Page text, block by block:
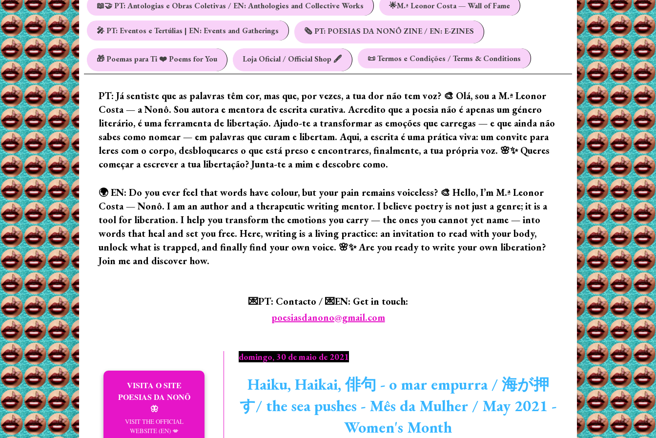
📖🤝 PT: Antologias e Obras Coletivas / EN: Anthologies and Collective Works 🌟M.ª Leonor Costa — Wall of Fame
🎤 PT: Eventos e Tertúlias | EN: Events and Gatherings 🗞️ PT: POESIAS DA NONÔ ZINE / EN: E-ZINES
🎁 Poemas para Ti ❤️ Poems for You Loja Oficial / Official Shop 🖋️ 📜 Termos e Condições / Terms & Conditions
PT: Já sentiste que as palavras têm cor, mas que, por vezes, a tua dor não tem voz? 🎨 Olá, sou a M.ª Leonor
Costa — a Nonô. Sou autora e mentora de escrita curativa. Acredito que a poesia não é apenas um género
literário, é uma ferramenta de libertação. Ajudo-te a transformar as emoções que carregas — e que ainda não
sabes como nomear — em palavras que curam e libertam. Aqui, a escrita é uma prática viva: um convite para
leres com o corpo, desbloqueares o que está preso e encontrares, finalmente, a tua própria voz. 🌸✨ Queres
começar a escrever a tua libertação? Junta-te a mim e descobre como.
🌍 EN: Do you ever feel that words have colour, but your pain remains voiceless? 🎨 Hello, I’m M.ª Leonor
Costa — Nonô. I am an author and a therapeutic writing mentor. I believe poetry is not just a genre; it is a
tool for liberation. I help you transform the emotions you carry — the ones you cannot yet name — into
words that heal and set you free. Here, writing is a living practice: an invitation to read with your body,
unlock what is trapped, and finally find your own voice. 🌸✨ Are you ready to write your own liberation?
Join me and discover how.
💌PT: Contacto / 💌EN: Get in touch:
poesiasdanono@gmail.com
domingo, 30 de maio de 2021
Haiku, Haikai, 俳句 - o mar empurra / 海が押
す/ the sea pushes - Mês da Mulher / May 2021 -
Women's Month
VISITA O SITE
POESIAS DA NONÔ
🦋
VISIT THE OFFICIAL
WEBSITE (EN) 💋